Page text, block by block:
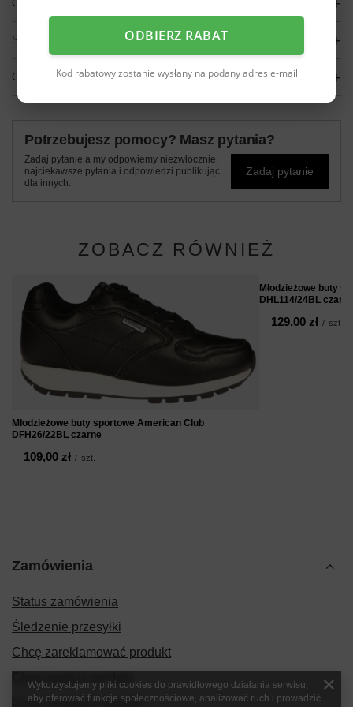
OPIS
SZCZEGÓŁOWE DANE
OPINIE (0)
Potrzebujesz pomocy? Masz pytania?
Zadaj pytanie a my odpowiemy niezwłocznie,
najciekawsze pytania i odpowiedzi publikując
dla innych.
Zadaj pytanie
ZOBACZ RÓWNIEŻ
Młodzieżowe buty sportowe American Club
DFH26/22BL czarne
109,00 zł / szt.
Młodzieżowe buty
DHL114/24BL czarne
129,00 zł / szt.
Zamówienia
Status zamówienia
Śledzenie przesyłki
Chcę zareklamować produkt
Chcę wymienić produkt
ODBIERZ RABAT
Kod rabatowy zostanie wysłany na podany adres e-mail
Wykorzystujemy pliki cookies do prawidłowego działania serwisu,
aby oferować funkcje społecznościowe, analizować ruch i prowadzić